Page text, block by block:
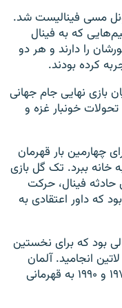
مسی فینالیست شد.
که به فینال
را دارند و هر دو
کرده بودند.
بازی نهایی جام جهانی
خونبار غزه و
جهانی ۲۰۱۴ برزیل برای چهارمین بار قهرمان
خانه ببرد. تک گل بازی
۱۱۳ زد. مهم‌ترین حادثه فینال، حرکت
که داور اعتقادی به
بود که برای نخستین
انجامید. آلمان
پیش از این در جام‌های جهانی ۱۹۵۴، ۱۹۷۴ و ۱۹۹۰ به قهرمانی